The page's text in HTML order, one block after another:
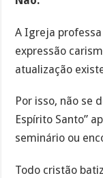
A Igreja
expressão
atualização
Por isso, não se
Espírito Santo”
seminário ou
Todo cristão